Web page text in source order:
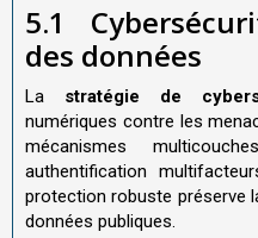
5.1
des données
La stratégie de
numériques contre les
mécanismes
authentification
protection robuste préserve
données publiques.